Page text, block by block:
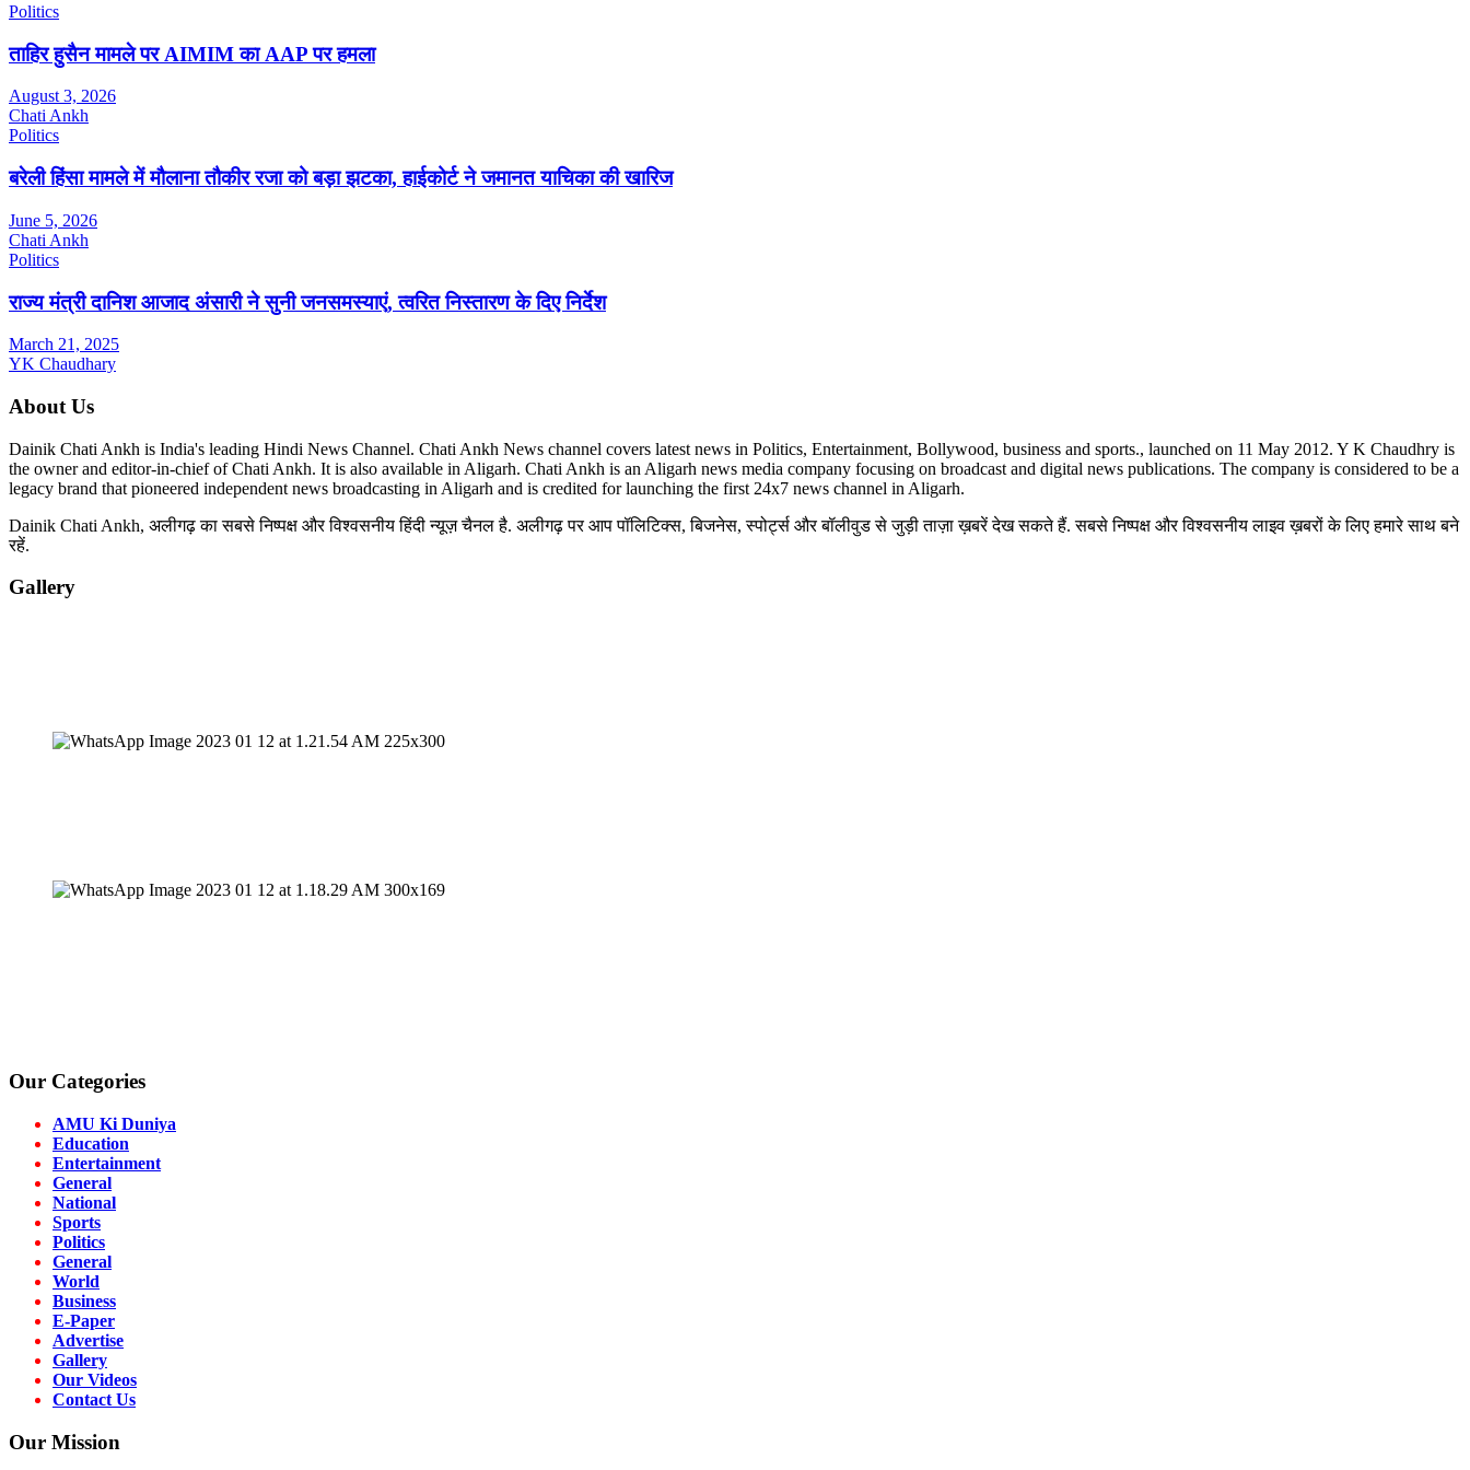
Politics
ताहिर हुसैन मामले पर AIMIM का AAP पर हमला
August 3, 2026
Chati Ankh
Politics
बरेली हिंसा मामले में मौलाना तौकीर रजा को बड़ा झटका, हाईकोर्ट ने जमानत याचिका की खारिज
June 5, 2026
Chati Ankh
Politics
राज्य मंत्री दानिश आजाद अंसारी ने सुनी जनसमस्याएं, त्वरित निस्तारण के दिए निर्देश
March 21, 2025
YK Chaudhary
About Us
Dainik Chati Ankh is India's leading Hindi News Channel. Chati Ankh News channel covers latest news in Politics, Entertainment, Bollywood, business and sports., launched on 11 May 2012. Y K Chaudhry is
the owner and editor-in-chief of Chati Ankh. It is also available in Aligarh. Chati Ankh is an Aligarh news media company focusing on broadcast and digital news publications. The company is considered to be a
legacy brand that pioneered independent news broadcasting in Aligarh and is credited for launching the first 24x7 news channel in Aligarh.
Dainik Chati Ankh, अलीगढ़ का सबसे निष्पक्ष और विश्वसनीय हिंदी न्यूज़ चैनल है. अलीगढ़ पर आप पॉलिटिक्स, बिजनेस, स्पोर्ट्स और बॉलीवुड से जुड़ी ताज़ा ख़बरें देख सकते हैं. सबसे निष्पक्ष और विश्वसनीय लाइव ख़बरों के लिए हमारे साथ बने
रहें.
Gallery
Our Categories
AMU Ki Duniya
Education
Entertainment
General
National
Sports
Politics
General
World
Business
E-Paper
Advertise
Gallery
Our Videos
Contact Us
Our Mission